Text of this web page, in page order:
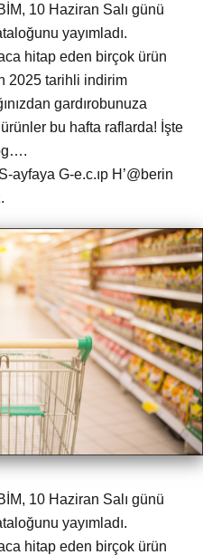
10 Haziran Salı günü
yayımladı.
hitap eden birçok ürün
2025 tarihli indirim
gardırobunuza
bu hafta raflarda! İşte
ayfaya G-e.c.ıp H’@berin
10 Haziran Salı günü
yayımladı.
hitap eden birçok ürün